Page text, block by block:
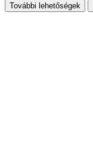
További lehetőségek